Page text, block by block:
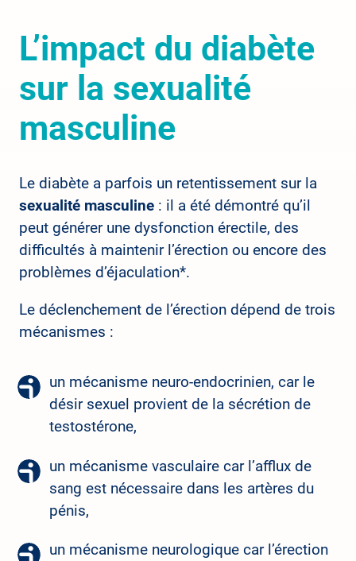
L’impact du diabète
sur la sexualité
masculine
Le diabète a parfois un retentissement sur la
sexualité masculine: il a été démontré qu’il
peut générer une dysfonction érectile, des
difficultés à maintenir l’érection ou encore des
problèmes d’éjaculation*.
Le déclenchement de l’érection dépend de trois
mécanismes :
un mécanisme neuro-endocrinien, car le
désir sexuel provient de la sécrétion de
testostérone,
un mécanisme vasculaire car l’afflux de
sang est nécessaire dans les artères du
pénis,
un mécanisme neurologique car l’érection